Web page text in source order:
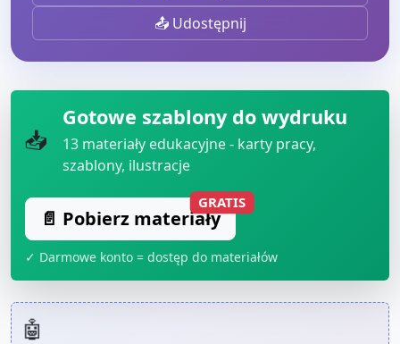
📤 Udostępnij
📥
Gotowe szablony do wydruku
13 materiały edukacyjne - karty pracy,
szablony, ilustracje
📄 Pobierz materiały
GRATIS
✓ Darmowe konto = dostęp do materiałów
🤖